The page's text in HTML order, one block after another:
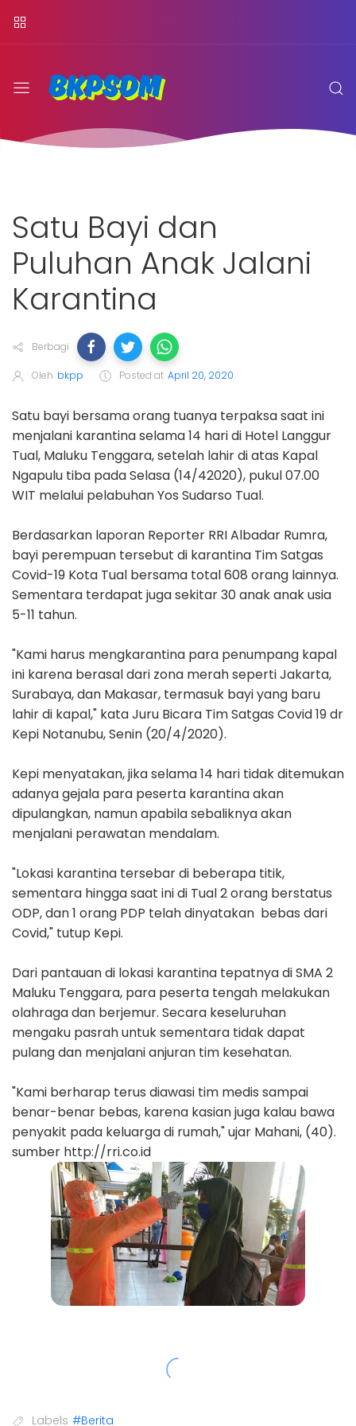
Satu Bayi dan
Puluhan Anak Jalani
Karantina
Berbagi
Oleh bkpp Posted at April 20, 2020
Satu bayi bersama orang tuanya terpaksa saat ini
menjalani karantina selama 14 hari di Hotel Langgur
Tual, Maluku Tenggara, setelah lahir di atas Kapal
Ngapulu tiba pada Selasa (14/42020), pukul 07.00
WIT melalui pelabuhan Yos Sudarso Tual.
Berdasarkan laporan Reporter RRI Albadar Rumra,
bayi perempuan tersebut di karantina Tim Satgas
Covid-19 Kota Tual bersama total 608 orang lainnya.
Sementara terdapat juga sekitar 30 anak anak usia
5-11 tahun.
"Kami harus mengkarantina para penumpang kapal
ini karena berasal dari zona merah seperti Jakarta,
Surabaya, dan Makasar, termasuk bayi yang baru
lahir di kapal," kata Juru Bicara Tim Satgas Covid 19 dr
Kepi Notanubu, Senin (20/4/2020).
Kepi menyatakan, jika selama 14 hari tidak ditemukan
adanya gejala para peserta karantina akan
dipulangkan, namun apabila sebaliknya akan
menjalani perawatan mendalam.
"Lokasi karantina tersebar di beberapa titik,
sementara hingga saat ini di Tual 2 orang berstatus
ODP, dan 1 orang PDP telah dinyatakan bebas dari
Covid," tutup Kepi.
Dari pantauan di lokasi karantina tepatnya di SMA 2
Maluku Tenggara, para peserta tengah melakukan
olahraga dan berjemur. Secara keseluruhan
mengaku pasrah untuk sementara tidak dapat
pulang dan menjalani anjuran tim kesehatan.
"Kami berharap terus diawasi tim medis sampai
benar-benar bebas, karena kasian juga kalau bawa
penyakit pada keluarga di rumah," ujar Mahani, (40).
sumber http://rri.co.id
Labels #Berita